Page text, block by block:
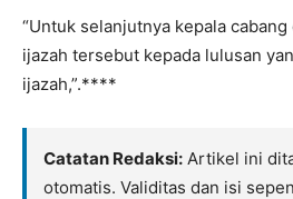
“Untuk selanjutnya kepala
ijazah tersebut kepada lulusan
ijazah,”.****
Catatan Redaksi: Artikel ini
otomatis. Validitas dan isi